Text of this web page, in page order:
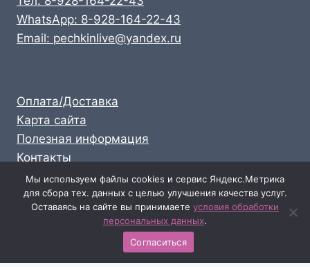
WhatsApp: 8-928-164-22-43
Email: pechkinlive@yandex.ru
Оплата/Доставка
Карта сайта
Полезная информация
Контакты
Личный кабинет
Опт: 8-928-164-22-43
Розница: 8-989-711-58-47
Мы используем файлы cookies и сервис Яндекс.Метрика
для сбора тех. данных с целью улучшения качества услуг.
Оставаясь на сайте вы принимаете условия обработки
персональных данных.
Согласиться